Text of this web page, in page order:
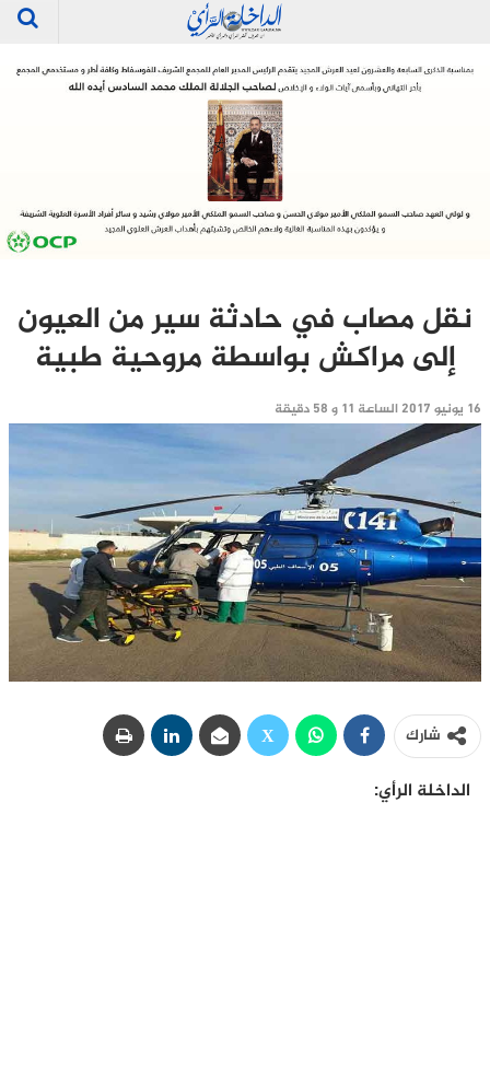
نقل مصاب في حادثة سير من العيون
إلى مراكش بواسطة مروحية طبية
16 يونيو 2017 الساعة 11 و 58 دقيقة
شارك
الداخلة الرأي: